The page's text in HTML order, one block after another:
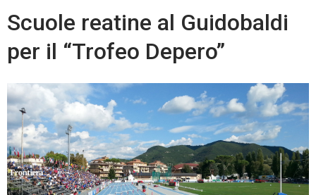
Scuole reatine al Guidobaldi
per il “Trofeo Depero”